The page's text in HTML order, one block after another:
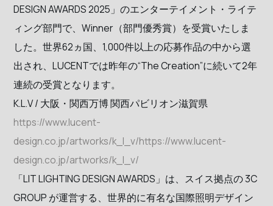
DESIGN AWARDS 2025」のエンターテイメント・ライテ
ィング部門で、Winner（部門優秀賞）を受賞いたしま
した。世界62ヵ国、1,000件以上の応募作品の中から選
出され、LUCENTでは昨年の“The Creation”に続いて2年
連続の受賞となります。
K.L.V / 大阪・関⻄万博 関⻄パビリオン滋賀県
https://www.lucent-
design.co.jp/artworks/k_l_v/https://www.lucent-
design.co.jp/artworks/k_l_v/
「LIT LIGHTING DESIGN AWARDS」は、スイス拠点の 3C
GROUP が運営する、世界的に有名な国際照明デザイン